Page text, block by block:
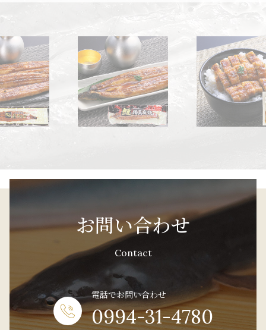
お問い合わせ
Contact
電話でお問い合わせ
0994-31-4780